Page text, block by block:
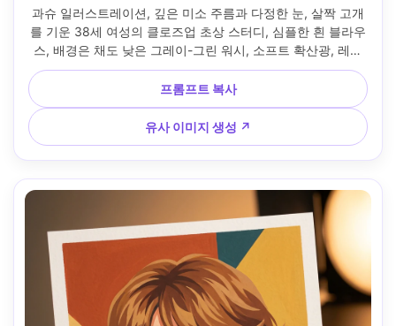
과슈 일러스트레이션, 깊은 미소 주름과 다정한 눈, 살짝 고개
를 기운 38세 여성의 클로즈업 초상 스터디, 심플한 흰 블라우
스, 배경은 채도 낮은 그레이-그린 워시, 소프트 확산광, 레이
어 불투명 피부톤의 매트 과슈, 볼과 이마에 눈에 띄는 붓터치,
은은한 종이 텍스처, 코·입술 하이라이트 조절, 친밀하고 솔직
한 무드, 강한 유사성과 자연스러운 개성, 85mm 렌즈, 얕은 심
도 --ar 4:5
프롬프트 복사
유사 이미지 생성 ↗